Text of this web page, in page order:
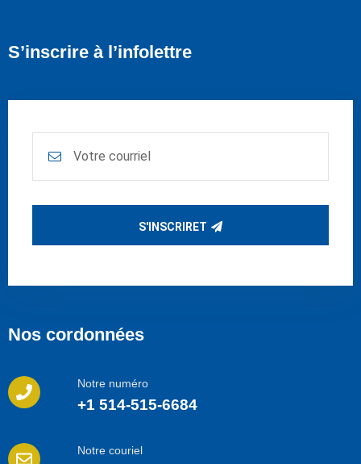
S’inscrire à l’infolettre
S'INSCRIRET
Nos cordonnées
Notre numéro
+1 514-515-6684
Notre couriel